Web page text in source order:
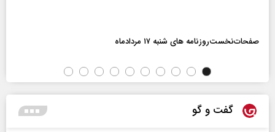
صفحات‌نخست‌روزنامه ها‌ی شنبه ۱۷ مردادماه
گفت و گو